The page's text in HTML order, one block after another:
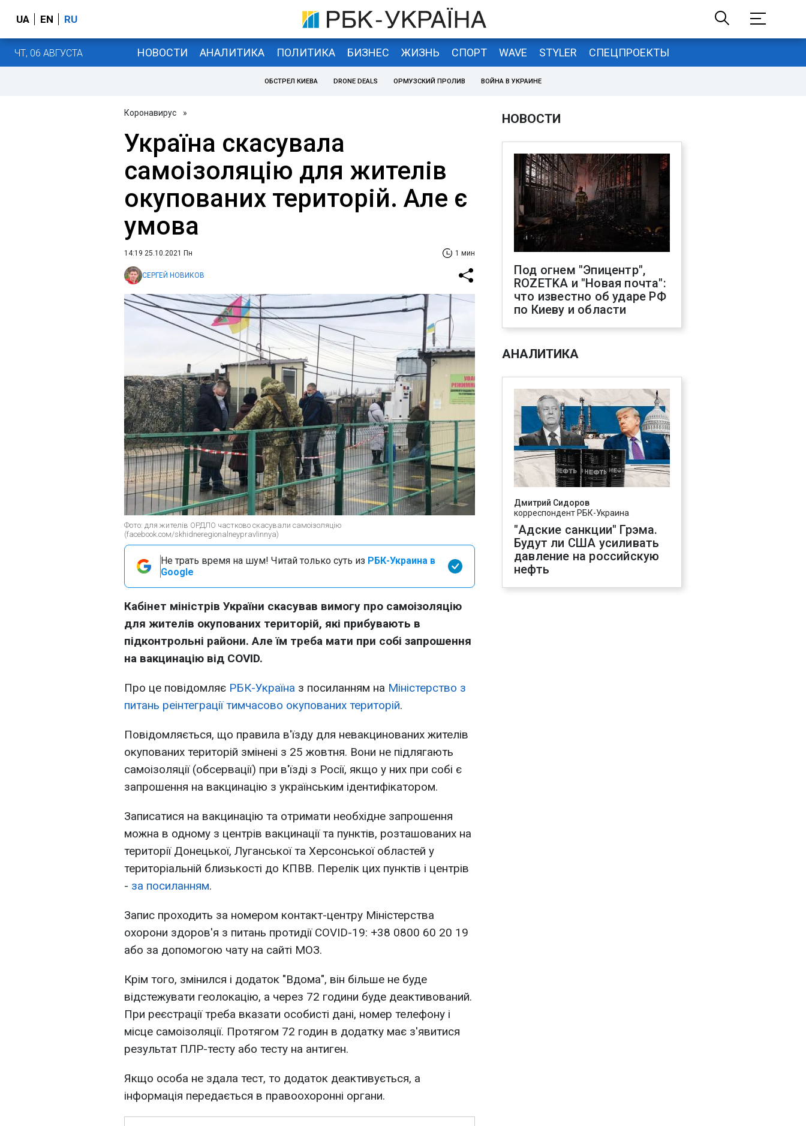
UA EN RU
ЧТ, 06 АВГУСТА НОВОСТИ АНАЛИТИКА ПОЛИТИКА БИЗНЕС ЖИЗНЬ СПОРТ WAVE STYLER СПЕЦПРОЕКТЫ
ОБСТРЕЛ КИЕВА DRONE DEALS ОРМУЗСКИЙ ПРОЛИВ ВОЙНА В УКРАИНЕ
Коронавирус »
Україна скасувала
самоізоляцію для жителів
окупованих територій. Але є
умова
14:19 25.10.2021 Пн 1 мин
СЕРГЕЙ НОВИКОВ
Фото: для жителів ОРДЛО частково скасували самоізоляцію
(facebook.сом/skhidneregionalneypravlinnya)
Не трать время на шум! Читай только суть из РБК-Украина в
Google
Кабінет міністрів України скасував вимогу про самоізоляцію
для жителів окупованих територій, які прибувають в
підконтрольні райони. Але їм треба мати при собі запрошення
на вакцинацію від COVID.
Про це повідомляє РБК-Україна з посиланням на Міністерство з
питань реінтеграції тимчасово окупованих територій.
Повідомляється, що правила в'їзду для невакцинованих жителів
окупованих територій змінені з 25 жовтня. Вони не підлягають
самоізоляції (обсервації) при в'їзді з Росії, якщо у них при собі є
запрошення на вакцинацію з українським ідентифікатором.
Записатися на вакцинацію та отримати необхідне запрошення
можна в одному з центрів вакцинації та пунктів, розташованих на
території Донецької, Луганської та Херсонської областей у
територіальній близькості до КПВВ. Перелік цих пунктів і центрів
- за посиланням.
Запис проходить за номером контакт-центру Міністерства
охорони здоров'я з питань протидії COVID-19: +38 0800 60 20 19
або за допомогою чату на сайті МОЗ.
Крім того, змінился і додаток "Вдома", він більше не буде
відстежувати геолокацію, а через 72 години буде деактивований.
При реєстрації треба вказати особисті дані, номер телефону і
місце самоізоляції. Протягом 72 годин в додатку має з'явитися
результат ПЛР-тесту або тесту на антиген.
Якщо особа не здала тест, то додаток деактивується, а
інформація передається в правоохоронні органи.
НОВОСТИ
Под огнем "Эпицентр",
ROZETKA и "Новая почта":
что известно об ударе РФ
по Киеву и области
АНАЛИТИКА
Дмитрий Сидоров
корреспондент РБК-Украина
"Адские санкции" Грэма.
Будут ли США усиливать
давление на российскую
нефть